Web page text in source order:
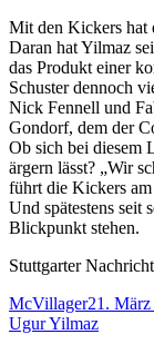
Mit den Kickers hat
Daran hat Yilmaz
das Produkt einer
Schuster dennoch
Nick Fennell und
Gondorf, dem der
Ob sich bei diesem
ärgern lässt? „Wir
führt die Kickers
Und spätestens seit
Blickpunkt stehen.
Stuttgarter
Autor
McVillager
am
21. März
Ugur Yilmaz